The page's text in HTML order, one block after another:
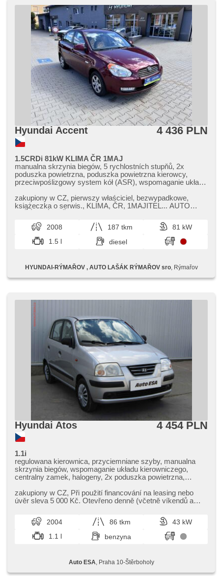
Hyundai Accent 4 436 PLN
1.5CRDi 81kW KLIMA ČR 1MAJ
manualna skrzynia biegów, 5 rychlostních stupňů, 2x
poduszka powietrzna, poduszka powietrzna kierowcy,
przeciwpoślizgowy system kół (ASR), wspomaganie układu
EURO IV, komputer pokładowy, regulowana kierownica,
wyłączenie poduszki pasażera, el. opuszczane szyby, el.
zamykanie centralne - zdalne, aktywne siedzenie dla
kierowcy, halogeny, AUX, radio fabryczne, odtwarzacz CD,
termometr zewnętrzny, kanapa tylna dzielona, zadní loketní
opěrka, opěrky hlavy přední, opěrky hlavy zadní
zakupiony w CZ,​ pierwszy właściciel,​ bezwypadkowe,​
książeczka o serwis.,​ KLIMA,​ ČR,​ 1MAJITEL... AUTO
2008 187 tkm
81 kW
1.5 l
diesel
HYUNDAI-RÝMAŘOV , AUTO LAŠÁK RÝMAŘOV sro, Rýmařov
Hyundai Atos 4 454 PLN
1.1i
regulowana kierownica, przyciemniane szyby, manualna
skrzynia biegów, wspomaganie układu kierowniczego,
centralny zamek, halogeny, 2x poduszka powietrzna,
zakupiony w CZ,​ Při použití financování na leasing nebo
úvěr sleva 5 000 Kč. Otevřeno denně (včetně víkendů a
2004 86 tkm
43 kW
1.1 l
benzyna
Auto ESA , Praha 10-Štěrboholy